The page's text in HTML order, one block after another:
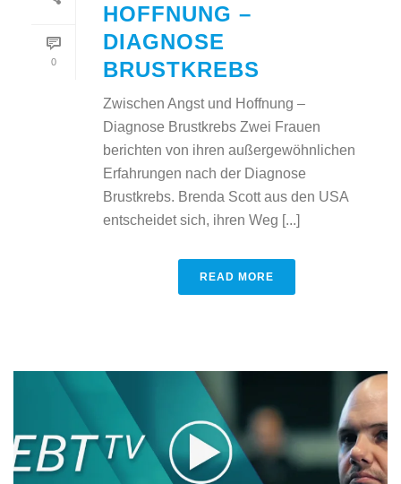
0
HOFFNUNG –
DIAGNOSE
BRUSTKREBS
Zwischen Angst und Hoffnung –
Diagnose Brustkrebs Zwei Frauen
berichten von ihren außergewöhnlichen
Erfahrungen nach der Diagnose
Brustkrebs. Brenda Scott aus den USA
entscheidet sich, ihren Weg [...]
READ MORE